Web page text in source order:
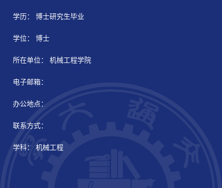
学历： 博士研究生毕业
学位： 博士
所在单位： 机械工程学院
电子邮箱：
办公地点：
联系方式：
学科： 机械工程